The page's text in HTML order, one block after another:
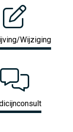
Wijziging